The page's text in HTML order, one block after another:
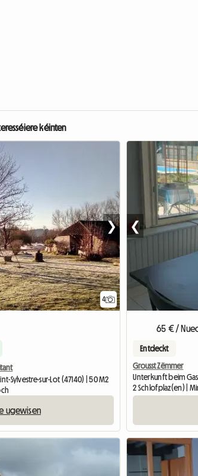
kéinten
4
❯
Sylvestre-sur-Lot (47140) | 50 M2
ugewisen
❮
65 € /
Entdeckt
Grousst Zëmmer
Unterkunft beim
2 Schlofplaz(en) |